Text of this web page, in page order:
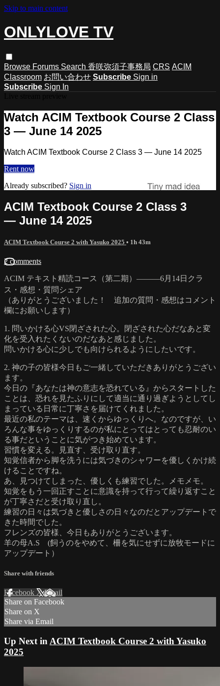
Skip to main content
ONLYLOVE TV
Browse Forums Search 香咲弥須子事務局 CRS ACIM
Classroom お問い合わせ Subscribe Sign in
Subscribe Sign In
Watch ACIM Textbook Course 2 Class
3 — June 14 2025
Watch ACIM Textbook Course 2 Class 3 — June 14 2025
Rent now
Already subscribed? Sign in
ACIM Textbook Course 2 Class 3
— June 14 2025
ACIM Textbook Course 2 with Yasuko 2025 • 1h 43m
2 comments
ACIM テキスト精読コース（第二期）―――6月14日クラ
ス・感想・質問シェア
（ありがとうございました！ 追加の質問・感想はコメント
欄にお願いします）
1. 問いかける心VS閉ざされた心。閉ざされた心だなあと変
化を受入れたくないのだなあと感じました。
問いかける心に少しでも向けられるようにしたいです。
2. 神の子の皆様今日もご一緒していただきありがとうござい
ます。
今日の『あなたは神の意志を恐れている』からスタートした
ことは、恐れを見たふりにして適当に通り過ぎようとしてし
まっている日常に丁寧さを届けてくれました。
最近の私のテーマは、速くからゆっくりへ。なのですが、い
ろんな事をゆっくりするのが私にとってはとっても忍耐のい
る事だということに気がつき始めています。
習慣を変える。見直す、受け取り直す。
知覚信者から脚を洗うには気づきのシャワーを優しくかけ続
けることですね。
あ、見つけてしまった、優しくも練習でした。メモメモ。
知覚をもう一回正すことに意識を持って行って繰り返すこと
が丁寧さだと受け取り直し。
練習の日々は気づきと優しさの日々なのだとアップデートで
きた時間でした。
フレンズの皆様、今日もありがとうございます。
羊の母A.S (飼うのをやめて、柵を気にせずに放牧モードに
アップデート）
Share with friends
Facebook XEmail
Share on Facebook
Share on X
Share via Email
Up Next in ACIM Textbook Course 2 with Yasuko
2025